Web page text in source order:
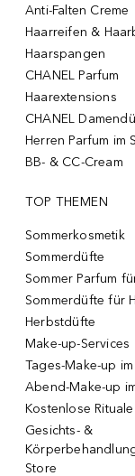
Anti-Falten Creme
Haarreifen &
Haarspangen
CHANEL Parfum
Haarextensions
CHANEL
Herren Parfum im
BB- & CC-Cream
TOP THEMEN
Sommerkosmetik
Sommerdüfte
Sommer Parfum
Sommerdüfte für
Herbstdüfte
Make-up-Services
Tages-Make-up
Abend-Make-up
Kostenlose
Gesichts- &
Store